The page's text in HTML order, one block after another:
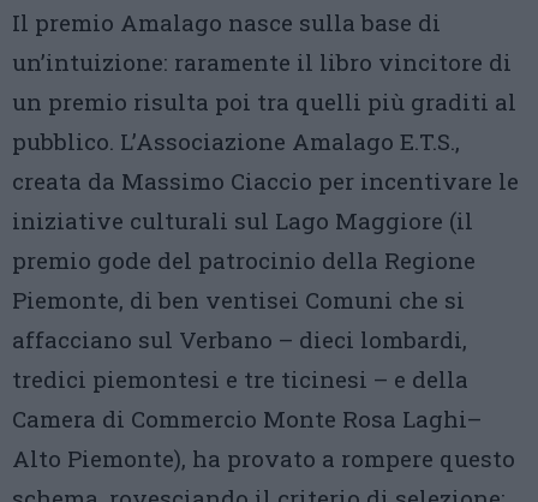
Il premio Amalago nasce sulla base di
un’intuizione: raramente il libro vincitore di
un premio risulta poi tra quelli più graditi al
pubblico. L’Associazione Amalago E.T.S.,
creata da Massimo Ciaccio per incentivare le
iniziative culturali sul Lago Maggiore (il
premio gode del patrocinio della Regione
Piemonte, di ben ventisei Comuni che si
affacciano sul Verbano – dieci lombardi,
tredici piemontesi e tre ticinesi – e della
Camera di Commercio Monte Rosa Laghi–
Alto Piemonte), ha provato a rompere questo